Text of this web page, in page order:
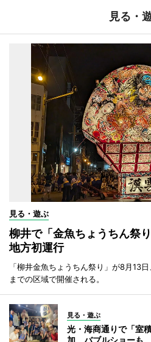
見る・
見る・遊ぶ
柳井で「金魚ちょうちん祭
地方初運行
「柳井金魚ちょうちん祭り」が8月13
までの区域で開催される。
見る・遊ぶ
光・海商通りで「室